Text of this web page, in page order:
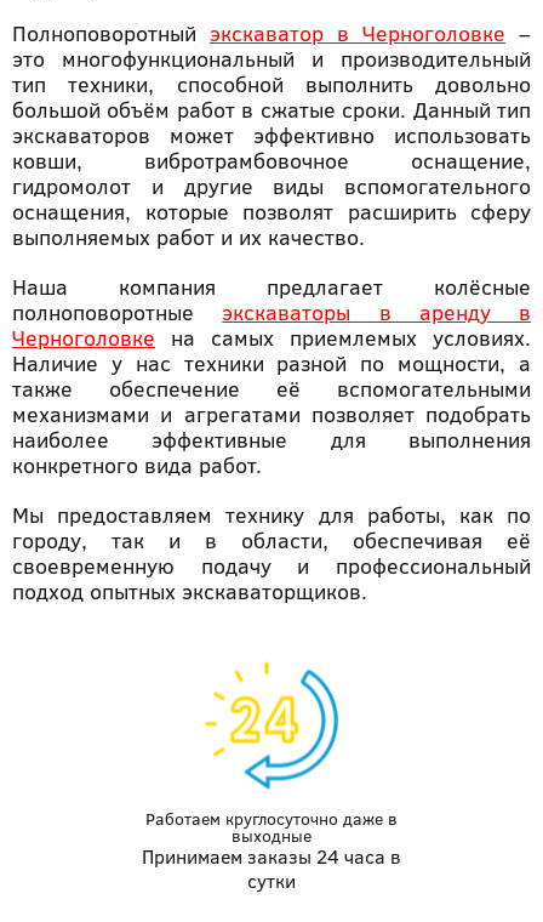
Полноповоротный экскаватор в Черноголовке –
это многофункциональный и производительный
тип техники, способной выполнить довольно
большой объём работ в сжатые сроки. Данный тип
экскаваторов может эффективно использовать
ковши, вибротрамбовочное оснащение,
гидромолот и другие виды вспомогательного
оснащения, которые позволят расширить сферу
выполняемых работ и их качество.
Наша компания предлагает колёсные
полноповоротныеэкскаваторы в аренду в
Черноголовке на самых приемлемых условиях.
Наличие у нас техники разной по мощности, а
также обеспечение её вспомогательными
механизмами и агрегатами позволяет подобрать
наиболее эффективные для выполнения
конкретного вида работ.
Мы предоставляем технику для работы, как по
городу, так и в области, обеспечивая её
своевременную подачу и профессиональный
подход опытных экскаваторщиков.
Работаем круглосуточно даже в
выходные
Принимаем заказы 24 часа в
сутки